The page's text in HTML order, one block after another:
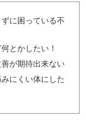
に困っている不
とかしたい！
が期待出来ない
にくい体にした